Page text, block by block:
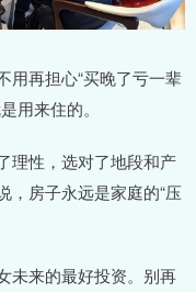
用再担心“买晚了亏一辈
用来住的。
理性，选对了地段和产
，房子永远是家庭的“压
未来的最好投资。别再